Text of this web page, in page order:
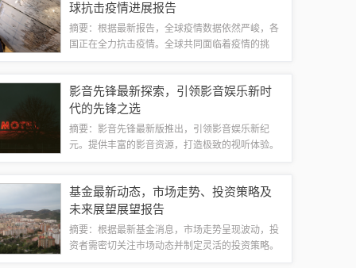
球抗击疫情进展报告
摘要：根据最新报告，全球疫情数据依然严峻，各
国正在全力抗击疫情。全球共同面临着疫情的挑
模检测等，以遏制病毒传播。疫情仍然不确定，
需...
影音先锋最新探索，引领影音娱乐新时
代的先锋之选
摘要：影音先锋最新版推出，引领影音娱乐新纪
元。提供丰富的影音资源，打造极致的视听体验。
全新的感受。快来加入影音先锋，畅游影音娱乐...
基金最新动态，市场走势、投资策略及
未来展望展望报告
摘要：根据最新基金消息，市场走势呈现波动，投
资者需密切关注市场动态并制定灵活的投资策略。